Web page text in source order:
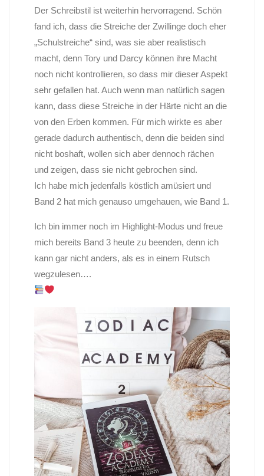
Der Schreibstil ist weiterhin hervorragend. Schön
fand ich, dass die Streiche der Zwillinge doch eher
„Schulstreiche“ sind, was sie aber realistisch
macht, denn Tory und Darcy können ihre Macht
noch nicht kontrollieren, so dass mir dieser Aspekt
sehr gefallen hat. Auch wenn man natürlich sagen
kann, dass diese Streiche in der Härte nicht an die
von den Erben kommen. Für mich wirkte es aber
gerade dadurch authentisch, denn die beiden sind
nicht boshaft, wollen sich aber dennoch rächen
und zeigen, dass sie nicht gebrochen sind.
Ich habe mich jedenfalls köstlich amüsiert und
Band 2 hat mich genauso umgehauen, wie Band 1.
Ich bin immer noch im Highlight-Modus und freue
mich bereits Band 3 heute zu beenden, denn ich
kann gar nicht anders, als es in einem Rutsch
wegzulesen….